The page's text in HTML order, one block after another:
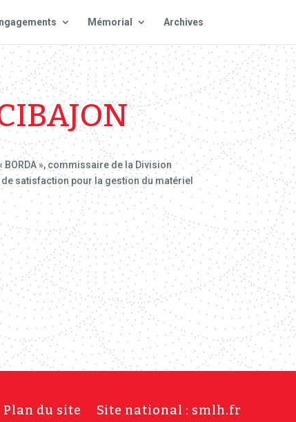
Mémorial Archives
», commissaire de la Division
de satisfaction pour la gestion du matériel
Plan du site Site national : smlh.fr